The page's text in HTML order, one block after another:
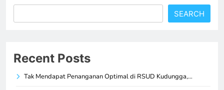
SEARCH
Recent Posts
Tak Mendapat Penanganan Optimal di RSUD Kudungga,…